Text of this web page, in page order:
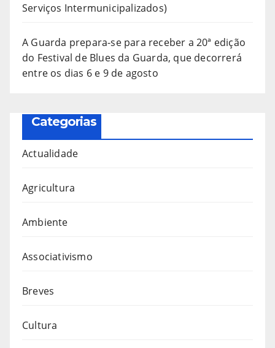
Serviços Intermunicipalizados)
A Guarda prepara-se para receber a 20ª edição
do Festival de Blues da Guarda, que decorrerá
entre os dias 6 e 9 de agosto
Categorias
Actualidade
Agricultura
Ambiente
Associativismo
Breves
Cultura